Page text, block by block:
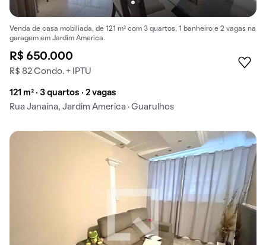
Venda de casa mobiliada, de 121 m² com 3 quartos, 1 banheiro e 2 vagas na
garagem em Jardim America.
R$ 650.000
R$ 82 Condo. + IPTU
121 m² · 3 quartos · 2 vagas
Rua Janaína, Jardim America · Guarulhos